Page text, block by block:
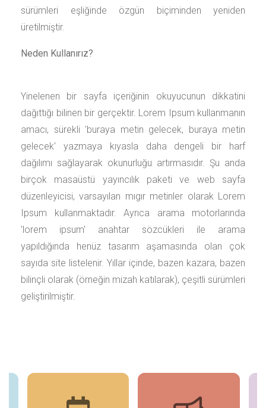
sürümleri eşliğinde özgün biçiminden yeniden
üretilmiştir.
Neden Kullanırız?
Yinelenen bir sayfa içeriğinin okuyucunun dikkatini
dağıttığı bilinen bir gerçektir. Lorem Ipsum kullanmanın
amacı, sürekli 'buraya metin gelecek, buraya metin
gelecek' yazmaya kıyasla daha dengeli bir harf
dağılımı sağlayarak okunurluğu artırmasıdır. Şu anda
birçok masaüstü yayıncılık paketi ve web sayfa
düzenleyicisi, varsayılan mıgır metinler olarak Lorem
Ipsum kullanmaktadır. Ayrıca arama motorlarında
'lorem ipsum' anahtar sözcükleri ile arama
yapıldığında henüz tasarım aşamasında olan çok
sayıda site listelenir. Yıllar içinde, bazen kazara, bazen
bilinçli olarak (örneğin mizah katılarak), çeşitli sürümleri
geliştirilmiştir.